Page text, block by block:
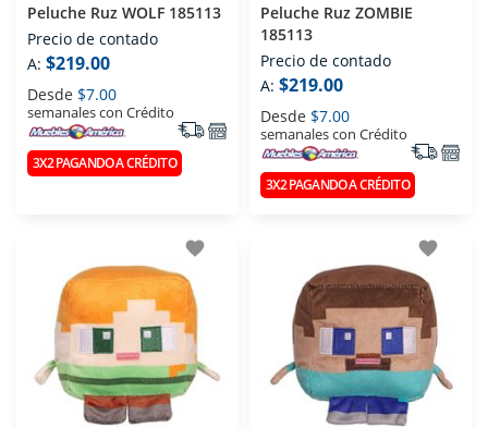
Peluche Ruz WOLF 185113
Precio de contado
A: $219.00
Desde $7.00
semanales con Crédito
3X2 PAGANDO A CRÉDITO
Peluche Ruz ZOMBIE
185113
Precio de contado
A: $219.00
Desde $7.00
semanales con Crédito
3X2 PAGANDO A CRÉDITO
favorite favorite